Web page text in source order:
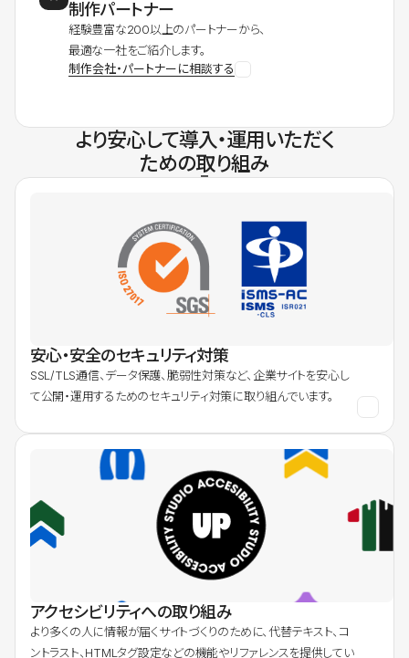
制作パートナー
経験豊富な200以上のパートナーから、
最適な一社をご紹介します。
制作会社・パートナーに相談する
より安心して導入・運用いただく
ための取り組み
安心・安全のセキュリティ対策
SSL/TLS通信、データ保護、脆弱性対策など、企業サイトを安心し
て公開・運用するためのセキュリティ対策に取り組んでいます。
アクセシビリティへの取り組み
より多くの人に情報が届くサイトづくりのために、代替テキスト、コ
ントラスト、HTMLタグ設定などの機能やリファレンスを提供してい